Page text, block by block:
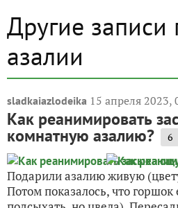
Другие записи
азалии
sladkaiazlodeika 15 апреля 2023,
Как реанимировать
комнатную азалию? 6
Подарили азалию живую
Потом показалось, что горшок